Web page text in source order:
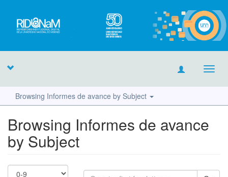
Browsing Informes de avance by Subject
Browsing Informes de avance
by Subject